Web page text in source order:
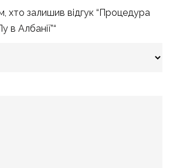
хто залишив відгук “Процедура
в Албанії”“